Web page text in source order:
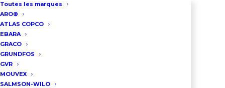
Toutes les marques
ARO®
ATLAS COPCO
EBARA
GRACO
GRUNDFOS
GVR
MOUVEX
SALMSON-WILO